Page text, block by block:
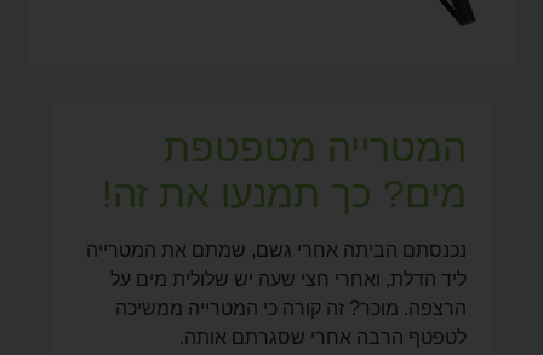
המטרייה מטפטפת
מים? כך תמנעו את זה!
נכנסתם הביתה אחרי גשם, שמתם את המטרייה
ליד הדלת, ואחרי חצי שעה יש שלולית מים על
הרצפה. מוכר? זה קורה כי המטרייה ממשיכה
לטפטף הרבה אחרי שסגרתם אותה.